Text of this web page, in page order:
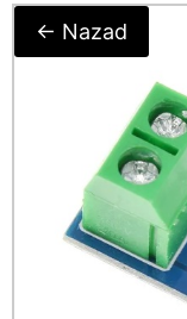
← Nazad